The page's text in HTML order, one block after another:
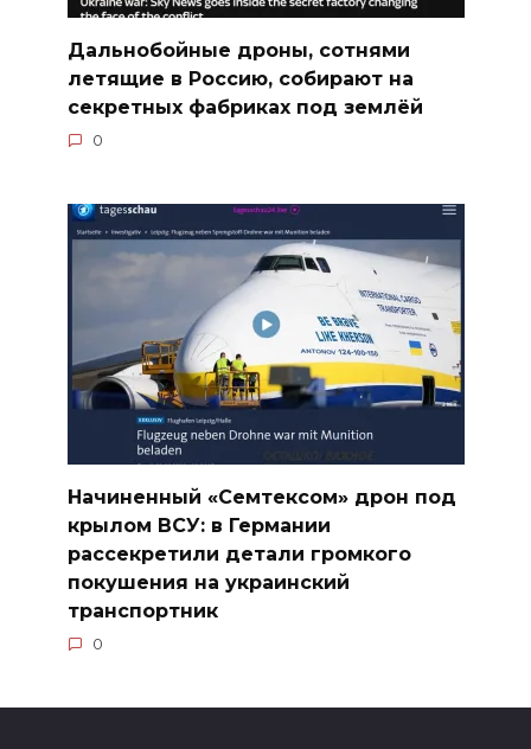
Дальнобойные дроны, сотнями
летящие в Россию, собирают на
секретных фабриках под землёй
0
Начиненный «Семтексом» дрон под
крылом ВСУ: в Германии
рассекретили детали громкого
покушения на украинский
транспортник
0